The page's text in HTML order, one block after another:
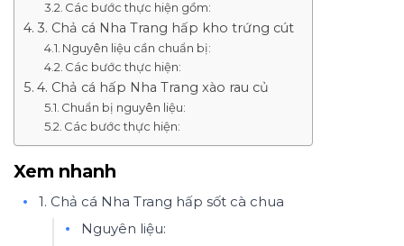
Các bước thực hiện gồm:
3. Chả cá Nha Trang hấp kho trứng cút
Nguyên liệu cần chuẩn bị:
Các bước thực hiện:
4. Chả cá hấp Nha Trang xào rau củ
Chuẩn bị nguyên liệu:
Các bước thực hiện:
Xem nhanh
1. Chả cá Nha Trang hấp sốt cà chua
Nguyên liệu: